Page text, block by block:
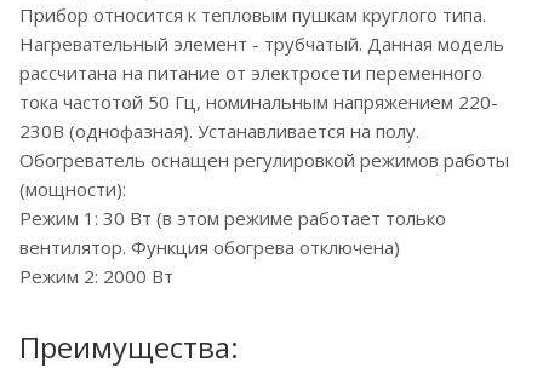
Прибор относится к тепловым пушкам круглого типа.
Нагревательный элемент - трубчатый. Данная модель
рассчитана на питание от электросети переменного
тока частотой 50 Гц, номинальным напряжением 220-
230В (однофазная). Устанавливается на полу.
Обогреватель оснащен регулировкой режимов работы
(мощности):
Режим 1: 30 Вт (в этом режиме работает только
вентилятор. Функция обогрева отключена)
Режим 2: 2000 Вт
Преимущества: